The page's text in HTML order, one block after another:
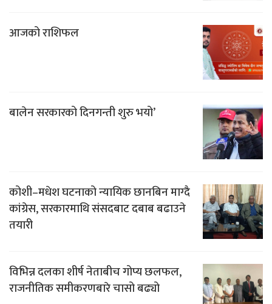
आजको राशिफल
बालेन सरकारको दिनगन्ती शुरु भयो’
कोशी–मधेश घटनाको न्यायिक छानबिन माग्दै
कांग्रेस, सरकारमाथि संसदबाट दबाब बढाउने
तयारी
विभिन्न दलका शीर्ष नेताबीच गोप्य छलफल,
राजनीतिक समीकरणबारे चासो बढ्यो